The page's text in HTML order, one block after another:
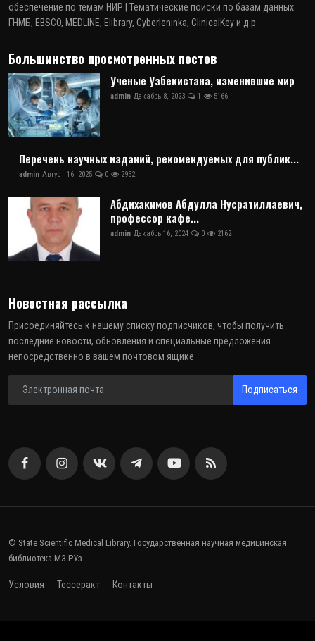
обеспечение по темам НИР | Тематические поиски по базам данных
ГНМБ, EBSCO, MEDLINE, Elibrary, Cyberleninka, ClinicalKey и д.р.
Большинство просмотренных постов
Ученые Узбекистана, изменившие мир
admin Декабрь 8, 2023 1 5166
Перечень научных изданий, рекомендуемых для публик...
admin Август 16, 2025 0 2952
Абдихакимов Абдулла Нусратиллаевич,
профессор кафе...
admin Декабрь 16, 2024 0 2162
Новостная рассылка
Присоединяйтесь к нашему списку подписчиков, чтобы получить
последние новости, обновления и специальные предложения
непосредственно в вашем почтовом ящике
Подписаться
© State Scientific Medical Library. Государственная научная медицинская
библиотека МЗ РУз
Условия Тессеракт Контакты